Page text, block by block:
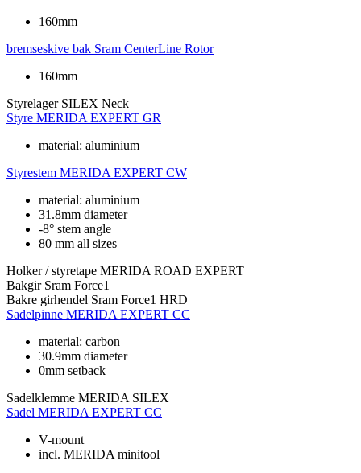
160mm
bremseskive bak Sram CenterLine Rotor
160mm
Styrelager SILEX Neck
Styre MERIDA EXPERT GR
material: aluminium
Styrestem MERIDA EXPERT CW
material: aluminium
31.8mm diameter
-8° stem angle
80 mm all sizes
Holker / styretape MERIDA ROAD EXPERT
Bakgir Sram Force1
Bakre girhendel Sram Force1 HRD
Sadelpinne MERIDA EXPERT CC
material: carbon
30.9mm diameter
0mm setback
Sadelklemme MERIDA SILEX
Sadel MERIDA EXPERT CC
V-mount
incl. MERIDA minitool